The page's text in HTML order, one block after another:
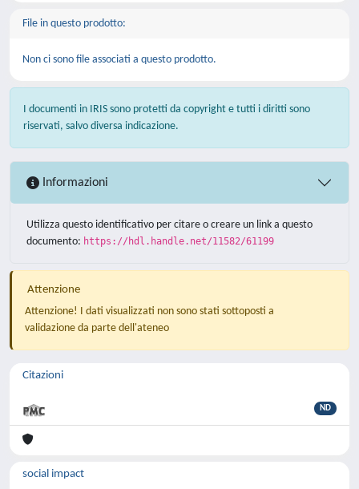
File in questo prodotto:
Non ci sono file associati a questo prodotto.
I documenti in IRIS sono protetti da copyright e tutti i diritti sono
riservati, salvo diversa indicazione.
Informazioni
Utilizza questo identificativo per citare o creare un link a questo
documento: https://hdl.handle.net/11582/61199
Attenzione
Attenzione! I dati visualizzati non sono stati sottoposti a
validazione da parte dell'ateneo
Citazioni
ND
social impact